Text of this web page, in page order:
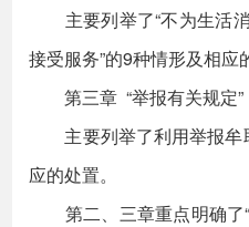
主要列举了“不为生活
接受服务”的9种情形及相应
第三章 “举报有关规定”
主要列举了利用举报牟
应的处置。
第二、三章重点明确了“